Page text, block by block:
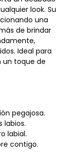
look. Su
una
de brindar
Ideal para
un toque de
pegajosa.
labios.
labial.
contigo.